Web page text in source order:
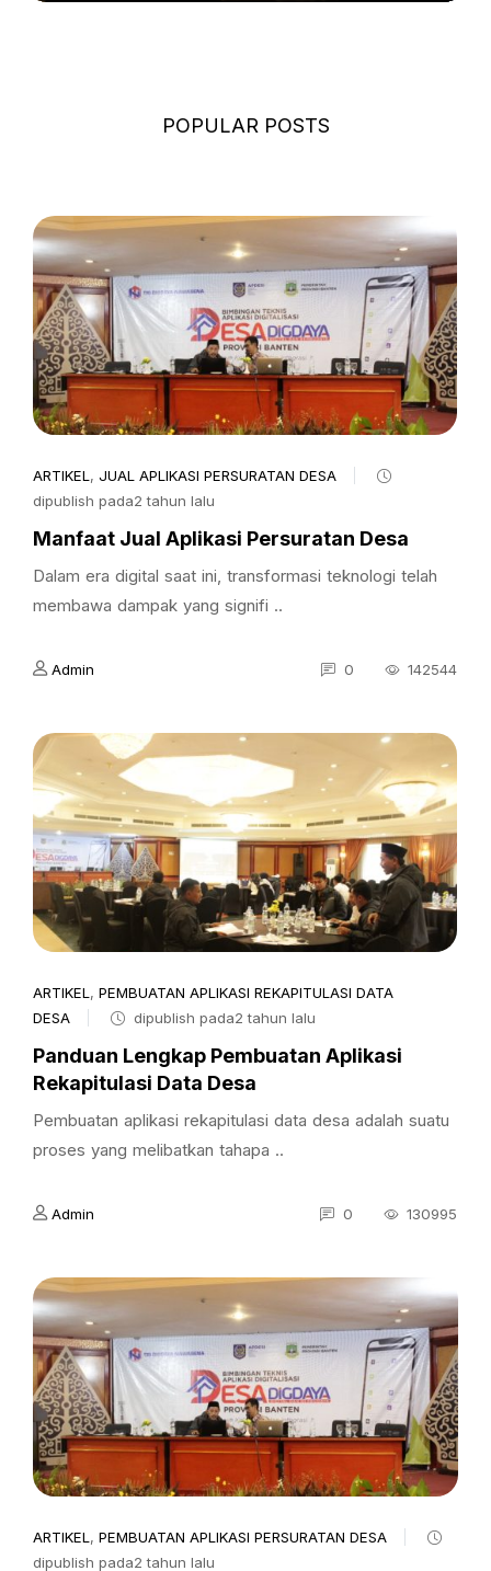
POPULAR POSTS
ARTIKEL , JUAL APLIKASI PERSURATAN DESA
dipublish pada2 tahun lalu
Manfaat Jual Aplikasi Persuratan Desa
Dalam era digital saat ini, transformasi teknologi telah
membawa dampak yang signifi ..
Admin 0 142544
ARTIKEL , PEMBUATAN APLIKASI REKAPITULASI DATA
DESA
dipublish pada2 tahun lalu
Panduan Lengkap Pembuatan Aplikasi
Rekapitulasi Data Desa
Pembuatan aplikasi rekapitulasi data desa adalah suatu
proses yang melibatkan tahapa ..
Admin 0 130995
ARTIKEL , PEMBUATAN APLIKASI PERSURATAN DESA
dipublish pada2 tahun lalu